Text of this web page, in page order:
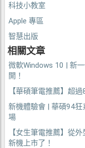
科技小教室
Apple 專區
智慧出版
相關文章
微軟Windows 10 | 新
開！
【華碩筆電推薦】超
新機體驗會 | 華碩94
場
【女生筆電推薦】從
新機上市了！